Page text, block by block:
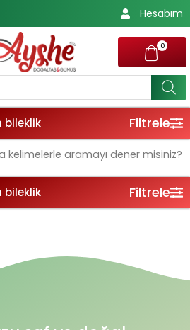
Hesabım
0
bileklik Filtrele
kelimelerle aramayı dener misiniz?
bileklik Filtrele